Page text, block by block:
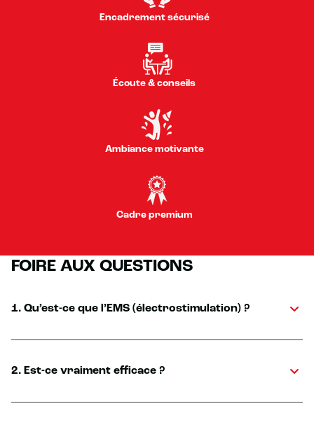
Encadrement sécurisé
Écoute & conseils
Ambiance motivante
Cadre premium
FOIRE AUX QUESTIONS
1. Qu’est-ce que l’EMS (électrostimulation) ?
2. Est-ce vraiment efficace ?